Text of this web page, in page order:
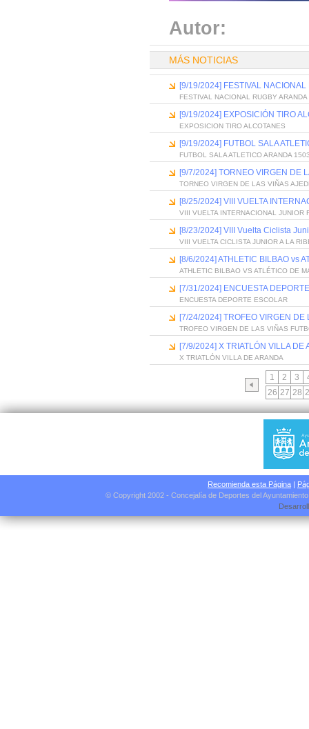
Autor:
MÁS NOTICIAS
[9/19/2024] FESTIVAL
FESTIVAL NACIONAL RUGBY
[9/19/2024] EXPOSICIÓN TIRO
EXPOSICION TIRO ALCOTANES
[9/19/2024] FUTBOL SALA
FUTBOL SALA ATLETICO ARANDA
[9/7/2024] TORNEO VIRGEN DE
TORNEO VIRGEN DE LAS VIÑAS
[8/25/2024] VIII VUELTA
VIII VUELTA INTERNACIONAL JUNIOR
[8/23/2024] VIII Vuelta Ciclista
VIII VUELTA CICLISTA JUNIOR A LA
[8/6/2024] ATHLETIC BILBAO vs
ATHLETIC BILBAO VS ATLÉTICO DE
[7/31/2024] ENCUESTA
ENCUESTA DEPORTE ESCOLAR
[7/24/2024] TROFEO VIRGEN
TROFEO VIRGEN DE LAS VIÑAS
[7/9/2024] X TRIATLÓN VILLA DE
X TRIATLÓN VILLA DE ARANDA
1 2 3
26 27 28
Recomienda esta Página |
© Copyright 2002 - Concejalía de Deportes del